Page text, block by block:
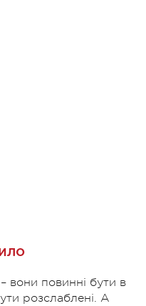
вони повинні бути в
розслаблені. А